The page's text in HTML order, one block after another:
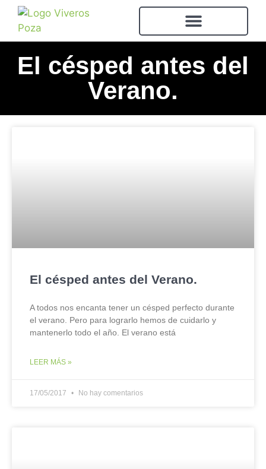
El césped antes del
Verano.
El césped antes del Verano.
A todos nos encanta tener un césped perfecto durante
el verano. Pero para lograrlo hemos de cuidarlo y
mantenerlo todo el año. El verano está
LEER MÁS »
17/05/2017 No hay comentarios